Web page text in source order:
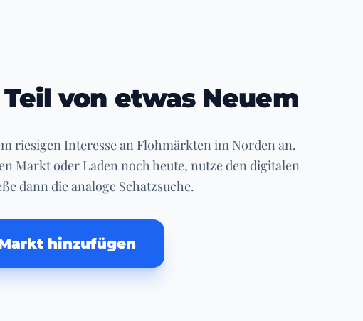
von etwas Neuem
riesigen Interesse an Flohmärkten im Norden an.
Markt oder Laden noch heute, nutze den digitalen
dann die analoge Schatzsuche.
hinzufügen